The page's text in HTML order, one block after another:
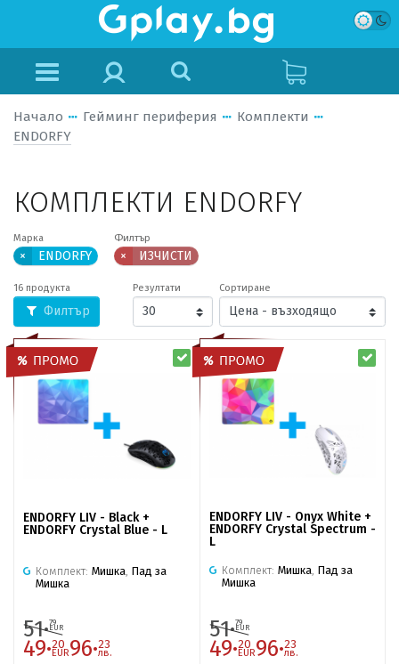
Начало Гейминг периферия
Комплекти
ENDORFY
КОМПЛЕКТИ ENDORFY
Марка
× ENDORFY
Филтър
× ИЗЧИСТИ
16 продукта
Филтър
Резултати Сортиране
ENDORFY LIV - Black +
ENDORFY Crystal Blue - L
Комплект: Мишка Пад за
Мишка
51·79EUR
49·20
EUR96·23
лв.
ENDORFY LIV - Onyx White +
ENDORFY Crystal Spectrum -
L
Комплект: Мишка Пад за
Мишка
51·79EUR
49·20
EUR96·23
лв.